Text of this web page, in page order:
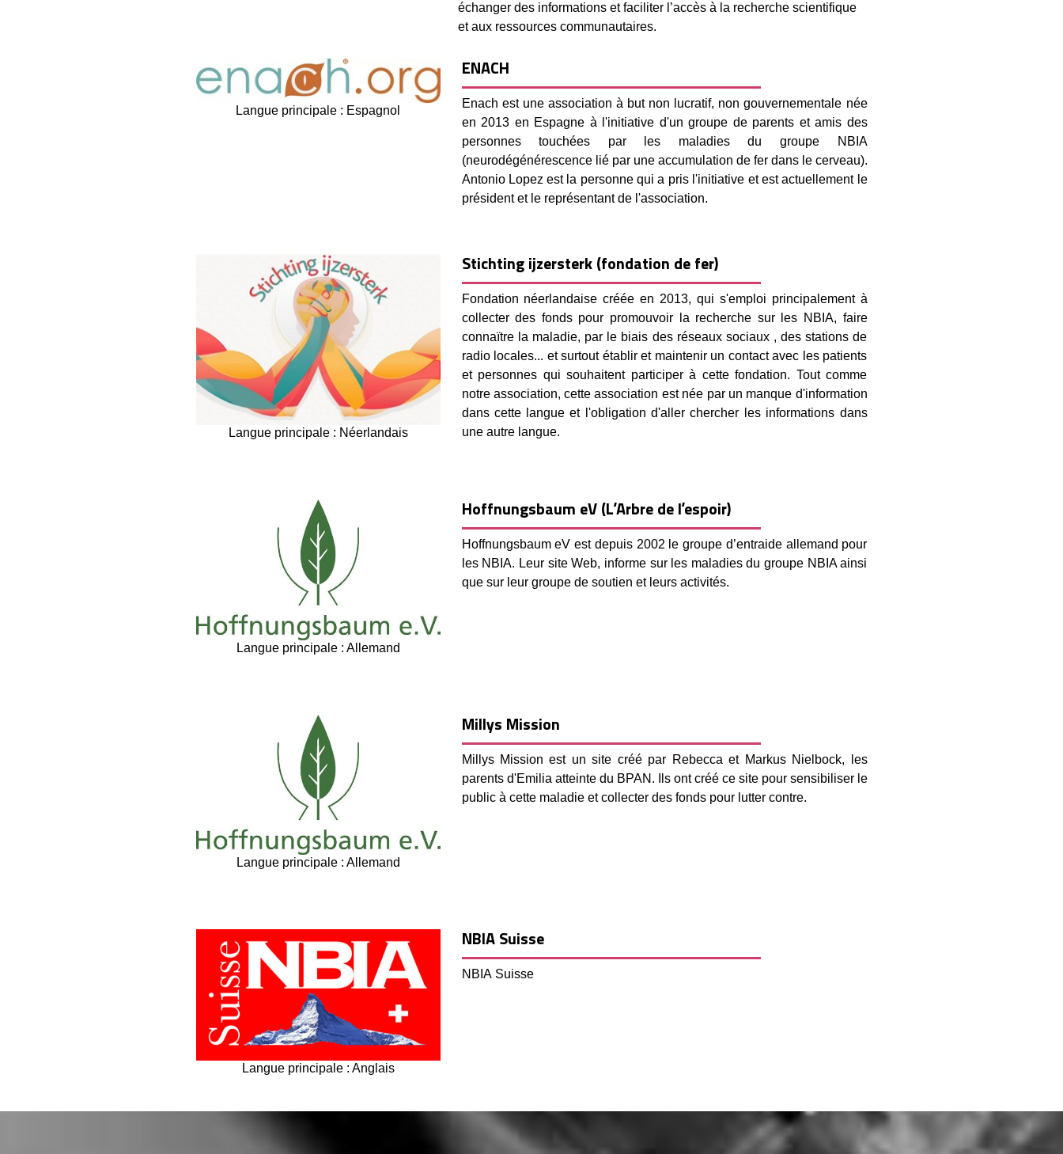
échanger des informations et faciliter l’accès à la recherche scientifique
et aux ressources communautaires.
Langue principale : Espagnol
ENACH
Enach est une association à but non lucratif, non gouvernementale née
en 2013 en Espagne à l'initiative d'un groupe de parents et amis des
personnes touchées par les maladies du groupe NBIA
(neurodégénérescence lié par une accumulation de fer dans le cerveau).
Antonio Lopez est la personne qui a pris l'initiative et est actuellement le
président et le représentant de l'association.
Langue principale : Néerlandais
Stichting ijzersterk (fondation de fer)
Fondation néerlandaise créée en 2013, qui s'emploi principalement à
collecter des fonds pour promouvoir la recherche sur les NBIA, faire
connaïtre la maladie, par le biais des réseaux sociaux , des stations de
radio locales... et surtout établir et maintenir un contact avec les patients
et personnes qui souhaitent participer à cette fondation. Tout comme
notre association, cette association est née par un manque d'information
dans cette langue et l'obligation d'aller chercher les informations dans
une autre langue.
Langue principale : Allemand
Hoffnungsbaum eV (L’Arbre de l’espoir)
Hoffnungsbaum eV est depuis 2002 le groupe d’entraide allemand pour
les NBIA. Leur site Web, informe sur les maladies du groupe NBIA ainsi
que sur leur groupe de soutien et leurs activités.
Langue principale : Allemand
Millys Mission
Millys Mission est un site créé par Rebecca et Markus Nielbock, les
parents d'Emilia atteinte du BPAN. Ils ont créé ce site pour sensibiliser le
public à cette maladie et collecter des fonds pour lutter contre.
Langue principale : Anglais
NBIA Suisse
NBIA Suisse